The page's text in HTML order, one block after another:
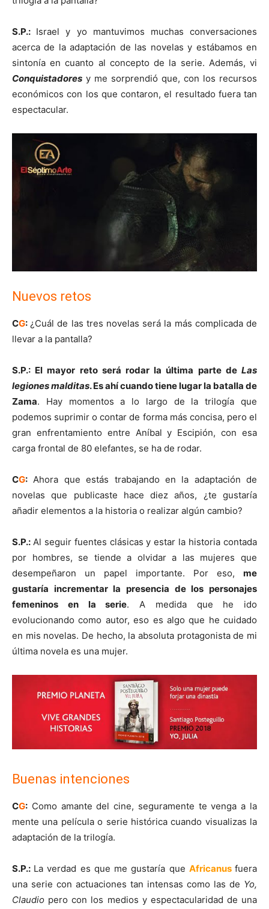
S.P.: Israel y yo mantuvimos muchas conversaciones
acerca de la adaptación de las novelas y estábamos en
sintonía en cuanto al concepto de la serie. Además, vi
Conquistadores y me sorprendió que, con los recursos
económicos con los que contaron, el resultado fuera tan
espectacular.
Nuevos retos
CG: ¿Cuál de las tres novelas será la más complicada de
llevar a la pantalla?
S.P.: El mayor reto será rodar la última parte deLas
legiones malditas. Es ahí cuando tiene lugar la batalla de
Zama. Hay momentos a lo largo de la trilogía que
podemos suprimir o contar de forma más concisa, pero el
gran enfrentamiento entre Aníbal y Escipión, con esa
carga frontal de 80 elefantes, se ha de rodar.
CG: Ahora que estás trabajando en la adaptación de
novelas que publicaste hace diez años, ¿te gustaría
añadir elementos a la historia o realizar algún cambio?
S.P.: Al seguir fuentes clásicas y estar la historia contada
por hombres, se tiende a olvidar a las mujeres que
desempeñaron un papel importante. Por eso, me
gustaría incrementar la presencia de los personajes
femeninos en la serie. A medida que he ido
evolucionando como autor, eso es algo que he cuidado
en mis novelas. De hecho, la absoluta protagonista de mi
última novela es una mujer.
Buenas intenciones
CG: Como amante del cine, seguramente te venga a la
mente una película o serie histórica cuando visualizas la
adaptación de la trilogía.
S.P.: La verdad es que me gustaría que Africanusfuera
una serie con actuaciones tan intensas como las de Yo,
Claudio pero con los medios y espectacularidad de una